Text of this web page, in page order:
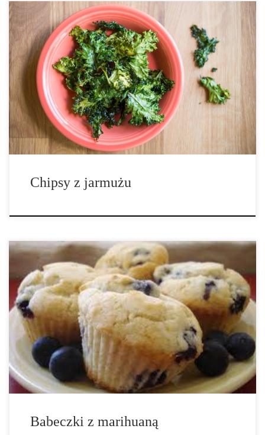
Wokół jarmużu nagromadziło się niemałe zainteresowanie, i to nie
bez powodu. Ta roślina jest naprawdę świetna dla naszego
organizmu. Posiada wiele witamin i mikroelementów! Czas
przygotowania: 10 minut Czas pieczenia: 120 minut Ilość porcji: 8
Składniki: 1 paczka mytego jarmużu […]
Chipsy z jarmużu
Babeczki to dobry posiłek o każdej porze dnia, czy to śniadanie
czy przekąska. Jest mnóstwo sposobów i przepisów na babeczki,
ale babeczki z marihuaną to ta zdrowa opcja. Jagody zawierają
przeciwutleniacze, które są przydatne w neutralizacji wolnych
rodników w organizmie. […]
Babeczki z marihuaną